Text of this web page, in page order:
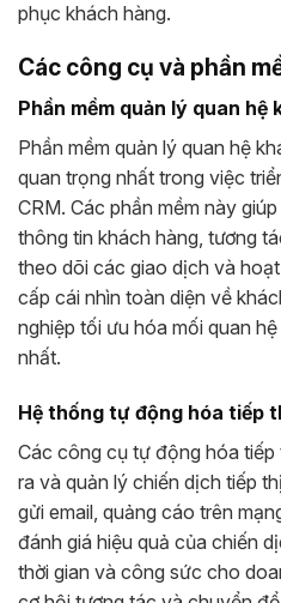
phục khách hàng.
Các công cụ và phần
Phần mềm quản lý quan hệ
Phần mềm quản lý quan hệ
quan trọng nhất trong việc
CRM. Các phần mềm này
thông tin khách hàng, tương
theo dõi các giao dịch và
cấp cái nhìn toàn diện về
nghiệp tối ưu hóa mối quan
nhất.
Hệ thống tự động hóa tiếp
Các công cụ tự động hóa tiếp
ra và quản lý chiến dịch tiếp
gửi email, quảng cáo trên
đánh giá hiệu quả của chiến
thời gian và công sức cho